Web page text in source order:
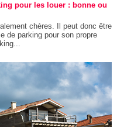
pour les louer : bonne ou
chères. Il peut donc être
de parking pour son propre